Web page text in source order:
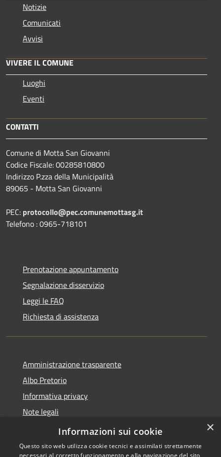
Notizie
Comunicati
Avvisi
VIVERE IL COMUNE
Luoghi
Eventi
CONTATTI
Comune di Motta San Giovanni
Codice Fiscale: 00285810800
Indirizzo P.zza della Municipalità
89065 - Motta San Giovanni
PEC: protocollo@pec.comunemottasg.it
Telefono : 0965-718101
Prenotazione appuntamento
Segnalazione disservizio
Leggi le FAQ
Richiesta di assistenza
Amministrazione trasparente
Albo Pretorio
Informativa privacy
Note legali
Dichiarazione di accessibilità
×
Informazioni sui cookie
Questo sito web utilizza cookie tecnici e assimilati strettamente
necessari al corretto funzionamento e alla navigazione del sito,